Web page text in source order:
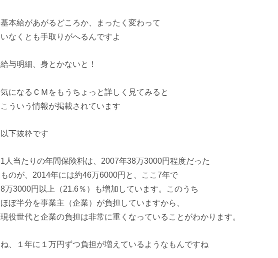
基本給があがるどころか、まったく変わって
いなくとも手取りがへるんですよ
給与明細、身とかないと！
気になるＣＭをもうちょっと詳しく見てみると
こういう情報が掲載されています
以下抜粋です
1人当たりの年間保険料は、2007年38万3000円程度だった
ものが、2014年には約46万6000円と、ここ7年で
8万3000円以上（21.6％）も増加しています。このうち
ほぼ半分を事業主（企業）が負担していますから、
現役世代と企業の負担は非常に重くなっていることがわかります。
ね、１年に１万円ずつ負担が増えているようなもんですね